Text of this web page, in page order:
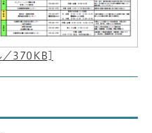
／370KB]